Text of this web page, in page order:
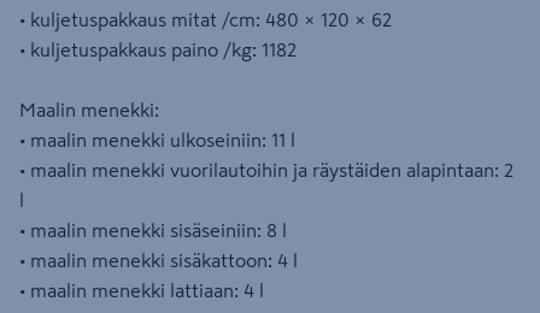
• kuljetuspakkaus mitat /cm: 480 × 120 × 62
• kuljetuspakkaus paino /kg: 1182
Maalin menekki:
• maalin menekki ulkoseiniin: 11 l
• maalin menekki vuorilautoihin ja räystäiden alapintaan: 2
• maalin menekki sisäseiniin: 8 l
• maalin menekki sisäkattoon: 4 l
• maalin menekki lattiaan: 4 l